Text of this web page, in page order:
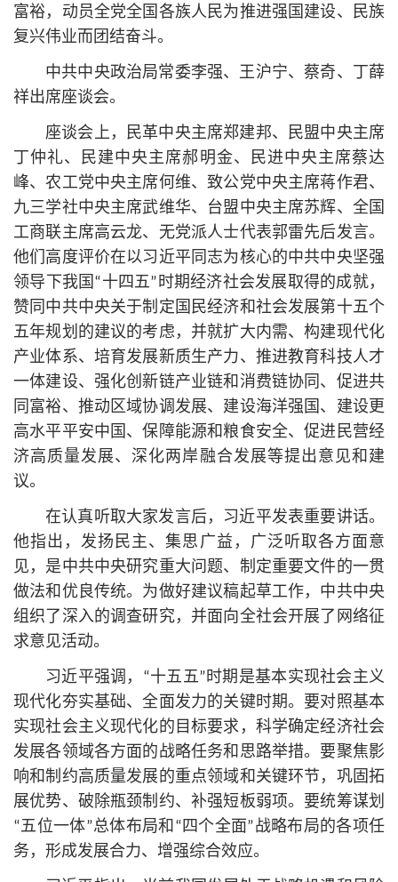
富裕，动员全党全国各族人民为推进强国建设、民族
复兴伟业而团结奋斗。
中共中央政治局常委李强、王沪宁、蔡奇、丁薛
祥出席座谈会。
座谈会上，民革中央主席郑建邦、民盟中央主席
丁仲礼、民建中央主席郝明金、民进中央主席蔡达
峰、农工党中央主席何维、致公党中央主席蒋作君、
九三学社中央主席武维华、台盟中央主席苏辉、全国
工商联主席高云龙、无党派人士代表郭雷先后发言。
他们高度评价在以习近平 同志为核心的中共中央坚强
领导下我国“十四五”时期经济社会发展取得的成就，
赞同中共中央关于制定国民经济和社会发展第十五个
五年规划的建议的考虑，并就扩大内需、构建现代化
产业体系、培育发展新质生产力、推进教育科技人才
一体建设、强化创新链产业链和消费链协同、促进共
同富裕、推动区域协调发展、建设海洋强国、建设更
高水平平安中国、保障能源和粮食安全、促进民营经
济高质量发展、深化两岸融合发展等提出意见和建
议。
在认真听取大家发言后，习近平发表重要讲话。
他指出，发扬民主、集思广益，广泛听取各方面意
见，是中共中央研究重大问题、制定重要文件的一贯
做法和优良传统。为做好建议稿起草工作，中共中央
组织了深入的调查研究，并面向全社会开展了网络征
求意见活动。
习近平强调，“十五五”时期是基本实现社会主义
现代化夯实基础、全面发力的关键时期。要对照基本
实现社会主义现代化的目标要求，科学确定经济社会
发展各领域各方面的战略任务和思路举措。要聚焦影
响和制约高质量发展的重点领域和关键环节，巩固拓
展优势、破除瓶颈制约、补强短板弱项。要统筹谋划
“五位一体”总体布局和“四个全面”战略布局的各项任
务，形成发展合力、增强综合效应。